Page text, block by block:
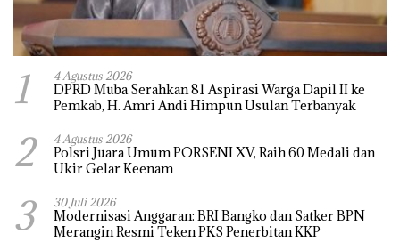
1 4 Agustus 2026
DPRD Muba Serahkan 81 Aspirasi Warga Dapil II ke
Pemkab, H. Amri Andi Himpun Usulan Terbanyak
2 4 Agustus 2026
Polsri Juara Umum PORSENI XV, Raih 60 Medali dan
Ukir Gelar Keenam
3 30 Juli 2026
Modernisasi Anggaran: BRI Bangko dan Satker BPN
Merangin Resmi Teken PKS Penerbitan KKP